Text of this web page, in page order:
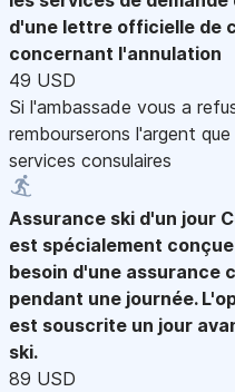
d'une lettre officielle de
concernant l'annulation
49 USD
Si l'ambassade vous a
rembourserons l'argent
services consulaires
Assurance ski d'un jour
est spécialement
besoin d'une assurance
pendant une journée.
est souscrite un jour
ski.
89 USD